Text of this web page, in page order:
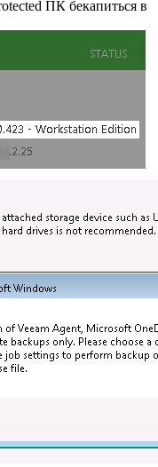
ПК бекапиться в